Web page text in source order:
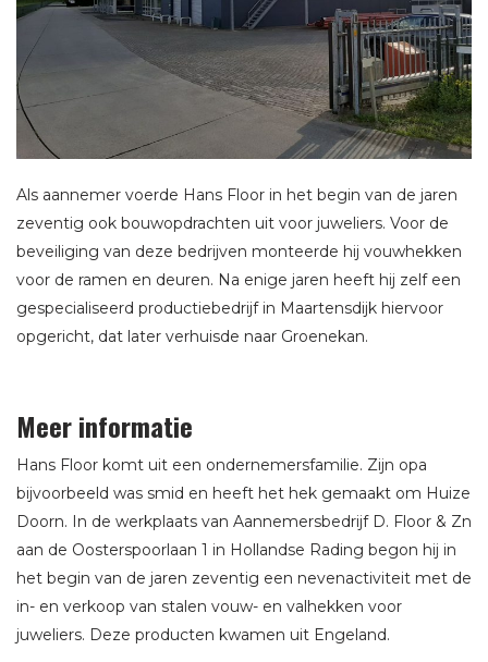
Als aannemer voerde Hans Floor in het begin van de jaren
zeventig ook bouwopdrachten uit voor juweliers. Voor de
beveiliging van deze bedrijven monteerde hij vouwhekken
voor de ramen en deuren. Na enige jaren heeft hij zelf een
gespecialiseerd productiebedrijf in Maartensdijk hiervoor
opgericht, dat later verhuisde naar Groenekan.
Meer informatie
Hans Floor komt uit een ondernemersfamilie. Zijn opa
bijvoorbeeld was smid en heeft het hek gemaakt om Huize
Doorn. In de werkplaats van Aannemersbedrijf D. Floor & Zn
aan de Oosterspoorlaan 1 in Hollandse Rading begon hij in
het begin van de jaren zeventig een nevenactiviteit met de
in- en verkoop van stalen vouw- en valhekken voor
juweliers. Deze producten kwamen uit Engeland.